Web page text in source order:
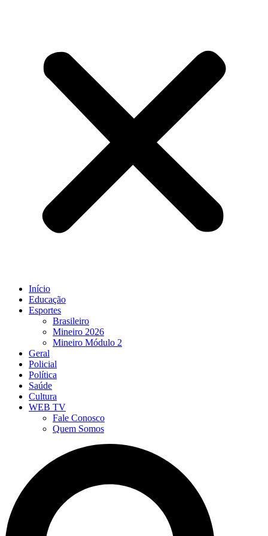
Início
Educação
Esportes
Brasileiro
Mineiro 2026
Mineiro Módulo 2
Geral
Policial
Política
Saúde
Cultura
WEB TV
Fale Conosco
Quem Somos